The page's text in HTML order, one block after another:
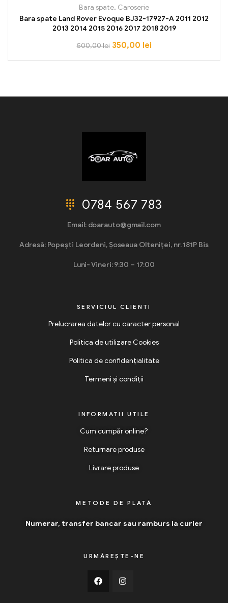
Bara spate, Caroserie
Bara spate Land Rover Evoque BJ32-17927-A 2011 2012
2013 2014 2015 2016 2017 2018 2019
500,00lei 350,00 lei
0784 567 783
Email: doarauto@gmail.com
Adresă: Popești Leordeni, Șoseaua Olteniței, nr. 181P Bis
Luni- Vineri: 9:30 – 17:00
SERVICIUL CLIENTI
Prelucrarea datelor cu caracter personal
Politica de utilizare Cookies
Politica de confidențialitate
Termeni și condiții
INFORMATII UTILE
Cum cumpăr online?
Returnare produse
Livrare produse
METODE DE PLATĂ
Numerar, transfer bancar sau ramburs la curier
URMĂREȘTE-NE